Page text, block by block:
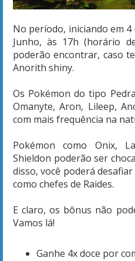
No período, iniciando em 4
Junho, às 17h (horário
poderão encontrar, caso
Anorith shiny.
Os Pokémon do tipo
Omanyte, Aron, Lileep,
com mais frequência na
Pokémon como Onix,
Shieldon poderão ser
disso, você poderá
como chefes de Raides.
E claro, os bônus não
Vamos lá!
Ganhe 4x doce por